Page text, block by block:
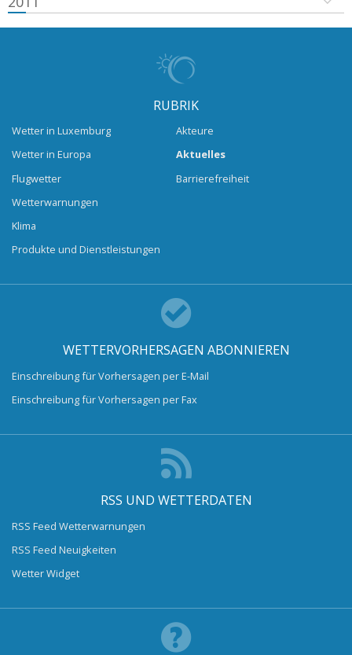
RUBRIK
Wetter in Luxemburg
Wetter in Europa
Flugwetter
Wetterwarnungen
Klima
Produkte und Dienstleistungen
Akteure
Aktuelles
Barrierefreiheit
WETTERVORHERSAGEN ABONNIEREN
Einschreibung für Vorhersagen per E-Mail
Einschreibung für Vorhersagen per Fax
RSS UND WETTERDATEN
RSS Feed Wetterwarnungen
RSS Feed Neuigkeiten
Wetter Widget